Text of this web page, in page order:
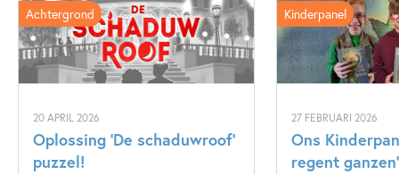
20 APRIL 2026
Oplossing ‘De schaduwroof’
puzzel!
Achtergrond
27 FEBRUARI 2026
Ons
regent ganzen’
Kinderpanel